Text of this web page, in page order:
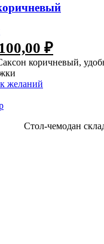
₽.
₽Текущая
цена:
8100,00 ₽.
коричневый,
желаний